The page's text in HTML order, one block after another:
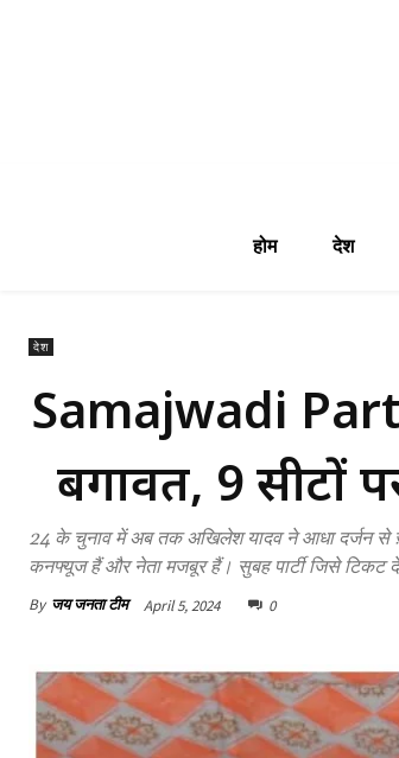
होम देश
देश
Samajwadi
बगावत, 9 सीटों
24 के चुनाव में अब तक अखिलेश यादव ने आधा दर्जन से
कनफ्यूज हैं और नेता मजबूर हैं। सुबह पार्टी जिसे टिकट
By जय जनता टीम April 5, 2024 0